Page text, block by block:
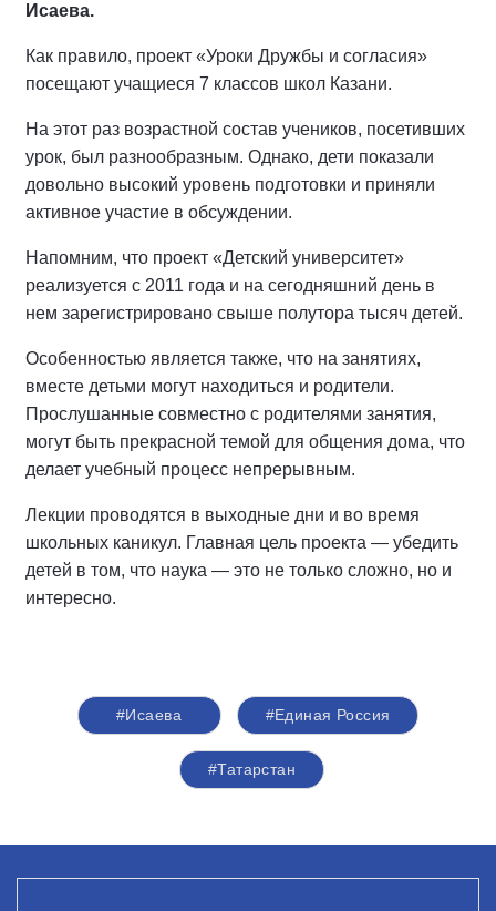
Исаева.
Как правило, проект «Уроки Дружбы и согласия»
посещают учащиеся 7 классов школ Казани.
На этот раз возрастной состав учеников, посетивших
урок, был разнообразным. Однако, дети показали
довольно высокий уровень подготовки и приняли
активное участие в обсуждении.
Напомним, что проект «Детский университет»
реализуется с 2011 года и на сегодняшний день в
нем зарегистрировано свыше полутора тысяч детей.
Особенностью является также, что на занятиях,
вместе детьми могут находиться и родители.
Прослушанные совместно с родителями занятия,
могут быть прекрасной темой для общения дома, что
делает учебный процесс непрерывным.
Лекции проводятся в выходные дни и во время
школьных каникул. Главная цель проекта — убедить
детей в том, что наука — это не только сложно, но и
интересно.
#Исаева #Единая Россия
#Татарстан